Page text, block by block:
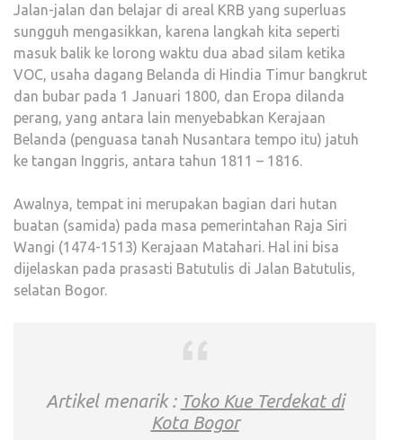
Jalan-jalan dan belajar di areal KRB yang superluas
sungguh mengasikkan, karena langkah kita seperti
masuk balik ke lorong waktu dua abad silam ketika
VOC, usaha dagang Belanda di Hindia Timur bangkrut
dan bubar pada 1 Januari 1800, dan Eropa dilanda
perang, yang antara lain menyebabkan Kerajaan
Belanda (penguasa tanah Nusantara tempo itu) jatuh
ke tangan Inggris, antara tahun 1811 – 1816.
Awalnya, tempat ini merupakan bagian dari hutan
buatan (samida) pada masa pemerintahan Raja Siri
Wangi (1474-1513) Kerajaan Matahari. Hal ini bisa
dijelaskan pada prasasti Batutulis di Jalan Batutulis,
selatan Bogor.
Artikel menarik : Toko Kue Terdekat di
Kota Bogor